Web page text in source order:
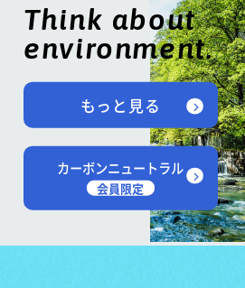
Think about
environment.
もっと見る
カーボンニュートラル
会員限定